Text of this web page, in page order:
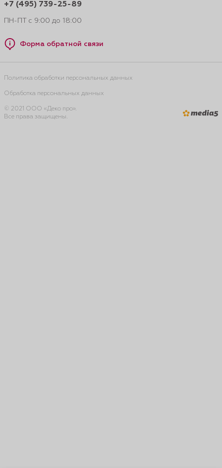
+7 (495) 739-25-89
ПН-ПТ с 9:00 до 18:00
Форма обратной связи
Политика обработки персональных данных
Обработка персональных данных
© 2021 ООО «Деко про».
Все права защищены.